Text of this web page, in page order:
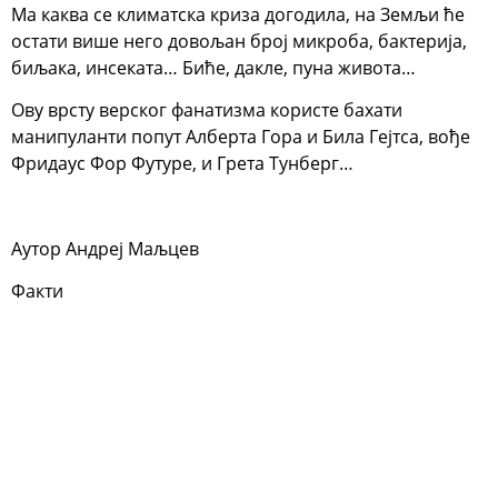
Ма каква се климатска криза догодила, на Земљи ће
остати више него довољан број микроба, бактерија,
биљака, инсеката… Биће, дакле, пуна живота…
Ову врсту верског фанатизма користе бахати
манипуланти попут Алберта Гора и Била Гејтса, вође
Фридаyс Фор Футуре, и Грета Тунберг…
Аутор Андреј Маљцев
Факти